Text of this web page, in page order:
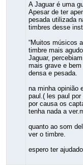
A Jaguar é uma
Apesar de ter
pesada utilizada
timbres desse
“Muitos músicos
timbre mais
Jaguar,
mais grave e
densa e pesada.
na minha opinião
paul.( les paul
por causa os
tenha nada a
quanto ao som
ver o timbre.
espero ter